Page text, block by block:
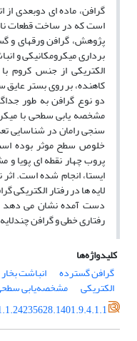
گرافن، ماده ­ای دوبعدی
است که در ساخت قطعات
پژوهش، گرافن ورقهای و
برداری میکرومکانیکی و
الکتریکی از جنس کروم
کاهنده، بر روی بستر­
دو نوع گرافن به ­طور
مشخصه­ یابی سطحی با
سنجی رامان در شناسایی
خلوص سطح موثر بوده
پروب چهار نقطه­ ای پویا و
ایستا، انجام شده­ است. اثر
لایه ­ها در رفتار الکتریکی
دست آمده نشان می ­دهد
رفتاری خطی و گرافن
کلیدواژه‌ها
گرافن گسترده
انباشت
الکتریکی
مشخصه‌یابی